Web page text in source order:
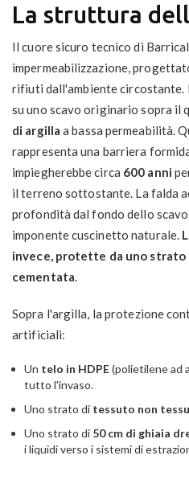
La struttura
Il cuore sicuro tecnico di
impermeabilizzazione,
rifiuti dall'ambiente circostante.
su uno scavo originario sopra il
di argilla a bassa permeabilità.
rappresenta una barriera
impiegherebbe circa 600 anni
il terreno sottostante. La falda
profondità dal fondo dello
imponente cuscinetto naturale.
invece, protette da uno strato
cementata.
Sopra l'argilla, la protezione
artificiali:
Un telo in HDPE(polietilene ad
tutto l'invaso.
Uno strato di tessuto non
Uno strato di 50 cm di ghiaia
i liquidi verso i sistemi di